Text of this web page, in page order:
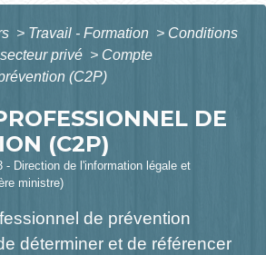
> Travail - Formation > Conditions
privé > Compte
(C2P)
DE
(C2P)
- Direction de l'information légale et
ministre)
de prévention
déterminer et de référencer